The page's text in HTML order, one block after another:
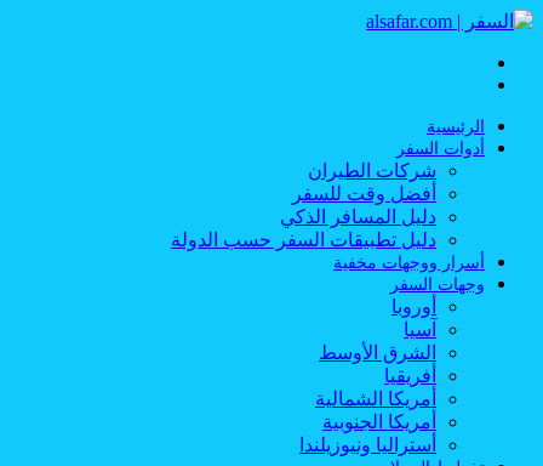
الرئيسية
أدوات السفر
شركات الطيران
أفضل وقت للسفر
دليل المسافر الذكي
دليل تطبيقات السفر حسب الدولة
أسرار ووجهات مخفية
وجهات السفر
أوروبا
آسيا
الشرق الأوسط
أفريقيا
أمريكا الشمالية
أمريكا الجنوبية
أستراليا ونيوزيلندا